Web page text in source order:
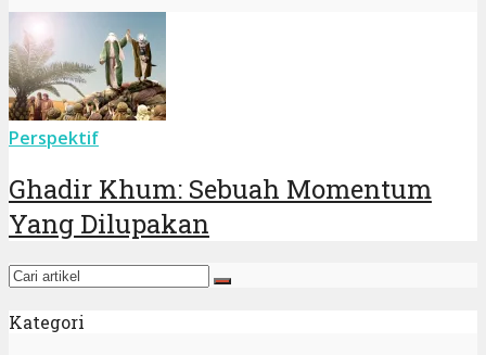
Perspektif
Ghadir Khum: Sebuah Momentum
Yang Dilupakan
Kategori